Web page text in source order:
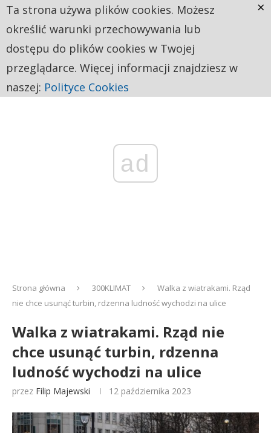
ad
Strona główna 300KLIMAT
Walka z wiatrakami. Rząd
nie chce usunąć turbin, rdzenna ludność wychodzi na ulice
Walka z wiatrakami. Rząd nie
chce usunąć turbin, rdzenna
ludność wychodzi na ulice
przez Filip Majewski 12 października 2023
Ta strona używa plików cookies. Możesz
określić warunki przechowywania lub
dostępu do plików cookies w Twojej
przeglądarce. Więcej informacji znajdziesz w
naszej: Polityce Cookies
×